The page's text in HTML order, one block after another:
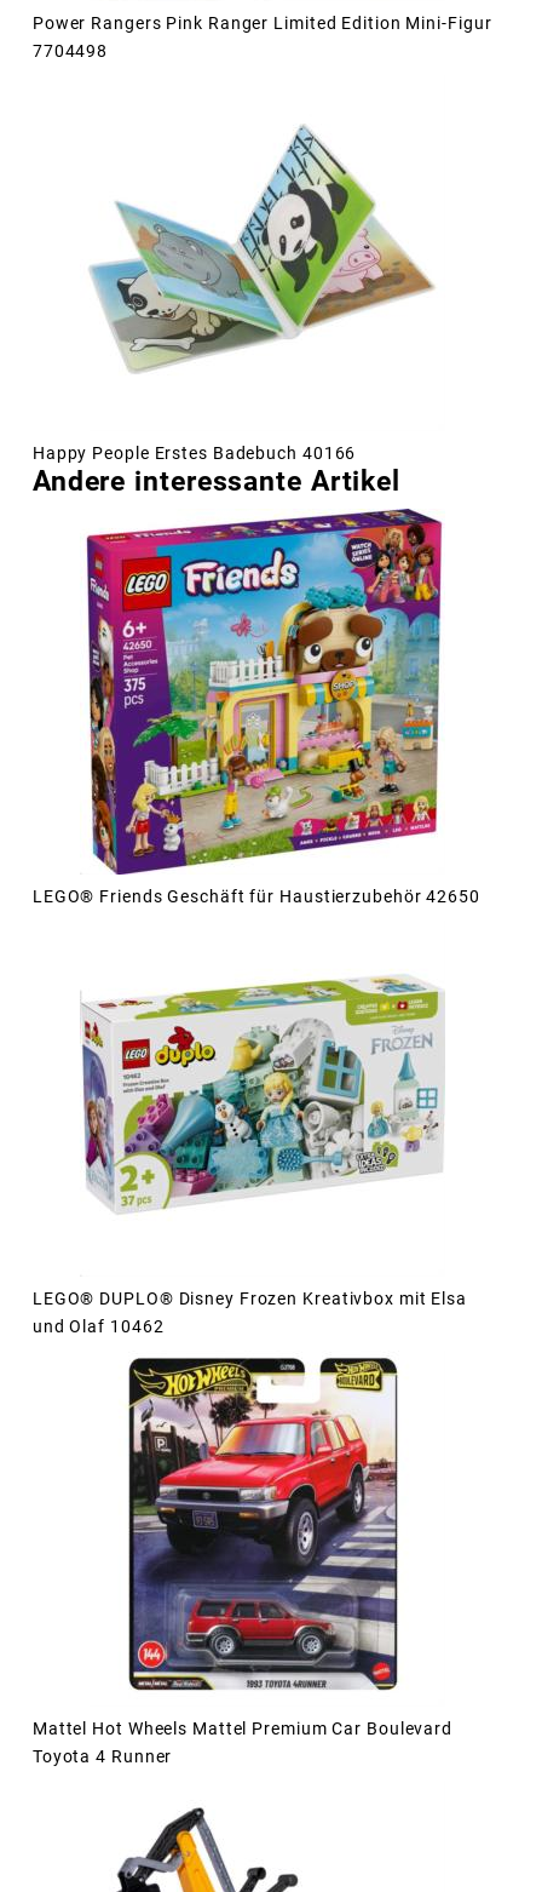
Power Rangers Pink Ranger Limited Edition Mini-Figur
7704498
Happy People Erstes Badebuch 40166
Andere interessante Artikel
LEGO® Friends Geschäft für Haustierzubehör 42650
LEGO® DUPLO® Disney Frozen Kreativbox mit Elsa
und Olaf 10462
Mattel Hot Wheels Mattel Premium Car Boulevard
Toyota 4 Runner